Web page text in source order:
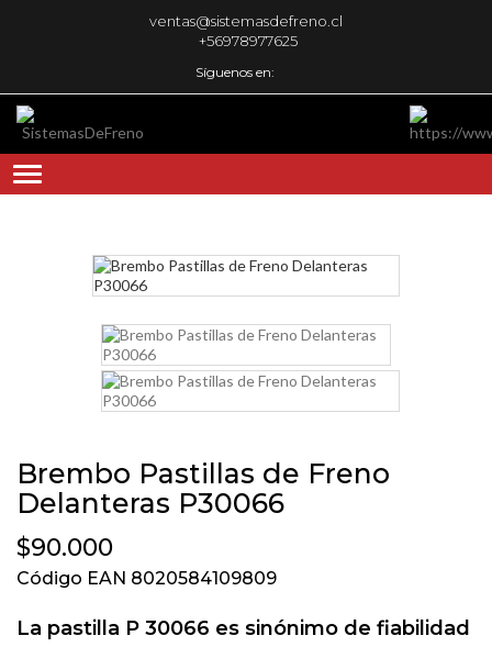
ventas@sistemasdefreno.cl
+56978977625
Síguenos en:
Brembo Pastillas de Freno
Delanteras P30066
$90.000
Código EAN 8020584109809
La pastilla P 30066 es sinónimo de fiabilidad